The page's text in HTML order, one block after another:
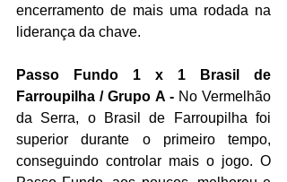
encerramento de mais uma rodada na
liderança da chave.
Passo Fundo 1 x 1 Brasil de
Farroupilha / Grupo A - No Vermelhão
da Serra, o Brasil de Farroupilha foi
superior durante o primeiro tempo,
conseguindo controlar mais o jogo. O